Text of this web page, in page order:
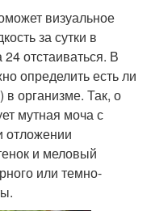
визуальное
за сутки в
отстаиваться. В
определить есть ли
организме. Так, о
мутная моча с
отложении
и меловый
или темно-